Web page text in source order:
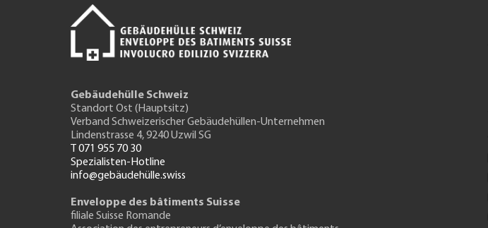
Gebäudehülle Schweiz
Standort Ost (Hauptsitz)
Verband Schweizerischer Gebäudehüllen-Unternehmen
Lindenstrasse 4, 9240 Uzwil SG
T 071 955 70 30
Spezialisten-Hotline
info@gebäudehülle.swiss
Enveloppe des bâtiments Suisse
filiale Suisse Romande